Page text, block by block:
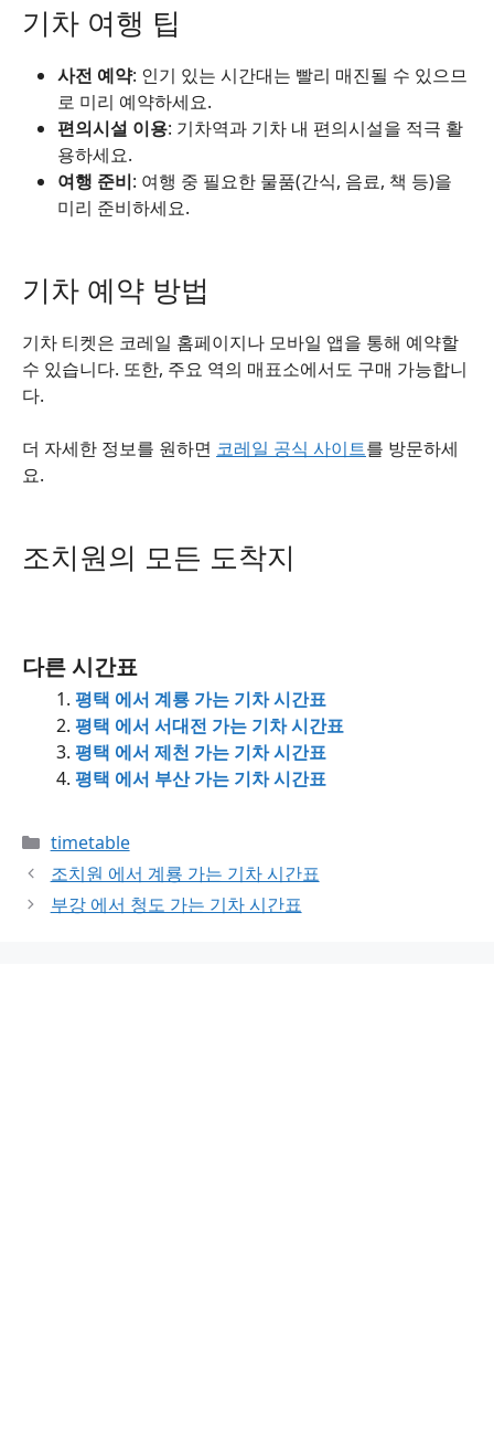
기차 여행 팁
사전 예약: 인기 있는 시간대는 빨리 매진될 수 있으므
로 미리 예약하세요.
편의시설 이용: 기차역과 기차 내 편의시설을 적극 활
용하세요.
여행 준비: 여행 중 필요한 물품(간식, 음료, 책 등)을
미리 준비하세요.
기차 예약 방법
기차 티켓은 코레일 홈페이지나 모바일 앱을 통해 예약할
수 있습니다. 또한, 주요 역의 매표소에서도 구매 가능합니
다.
더 자세한 정보를 원하면 코레일 공식 사이트를 방문하세
요.
조치원의 모든 도착지
다른 시간표
평택 에서 계룡 가는 기차 시간표
평택 에서 서대전 가는 기차 시간표
평택 에서 제천 가는 기차 시간표
평택 에서 부산 가는 기차 시간표
Categories
timetable
조치원 에서 계룡 가는 기차 시간표
부강 에서 청도 가는 기차 시간표